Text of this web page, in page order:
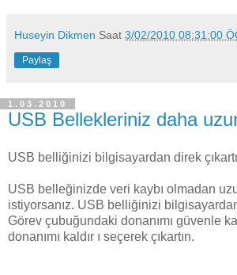
Huseyin Dikmen Saat 3/02/2010 08:31:00
Paylaş
1.03.2010
USB Bellekleriniz daha
USB belliğinizi bilgisayardan direk
USB belleğinizde veri kaybı olmadan
istiyorsanız. USB belliğinizi
Görev çubuğundaki donanımı güvenle
donanımı kaldır ı seçerek çıkartın.